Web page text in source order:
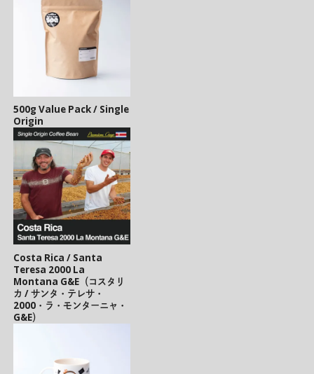
500g Value Pack / Single
Origin
Costa Rica / Santa
Teresa 2000 La
Montana G&E（コスタリ
カ / サンタ・テレサ・
2000・ラ・モンターニャ・
G&E）